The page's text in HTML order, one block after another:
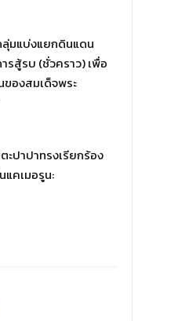
ลุ่มแบ่งแยกดินแดน
รสู้รบ (ชั่วคราว) เพื่อ
ของสมเด็จพระ
ะปาปาทรงเรียกร้อง
แคเมอรูน: